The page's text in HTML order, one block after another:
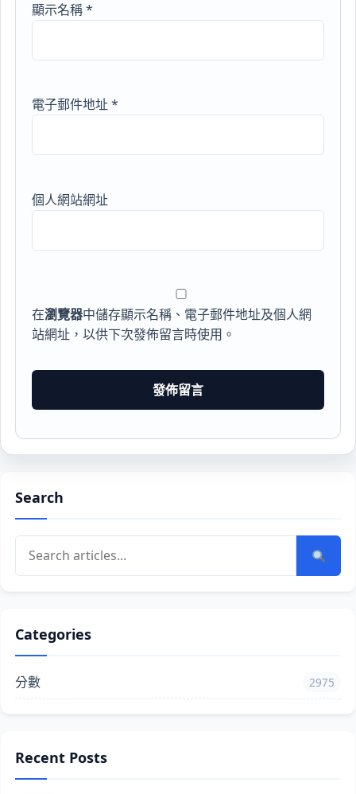
顯示名稱*
電子郵件地址*
個人網站網址
在瀏覽器中儲存顯示名稱、電子郵件地址及個人網
站網址，以供下次發佈留言時使用。
Search
Categories
分數 2975
Recent Posts